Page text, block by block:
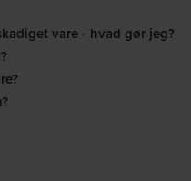
vare - hvad gør jeg?